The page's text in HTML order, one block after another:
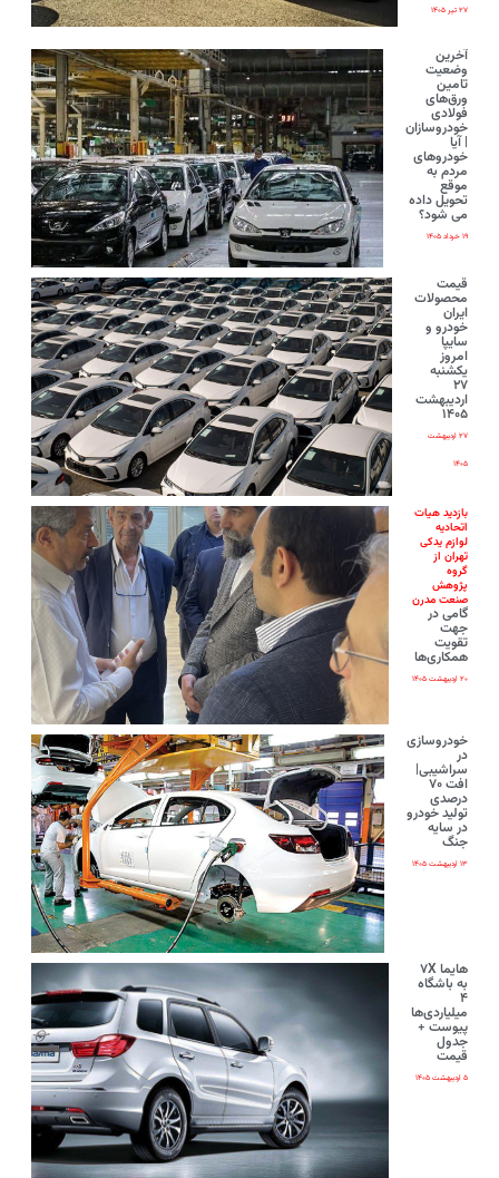
۲۷ تیر ۱۴۰۵
آخرین
وضعیت
تامین
ورق‌های
فولادی
خودروسازان
| آیا
خودروهای
مردم به
موقع
تحویل داده
می شود؟
۱۹ خرداد ۱۴۰۵
قیمت
محصولات
ایران‌
خودرو و
سایپا
امروز
یکشنبه
۲۷
اردیبهشت
۱۴۰۵
۲۷ اردیبهشت
۱۴۰۵
بازدید هیات
اتحادیه
لوازم یدکی
تهران از
گروه
پژوهش
صنعت مدرن
گامی در
جهت
تقویت
همکاری‌ها
۲۰ اردیبهشت ۱۴۰۵
خودروسازی
در
سراشیبی|
افت ۷۰
درصدی
تولید خودرو
در سایه
جنگ
۱۳ اردیبهشت ۱۴۰۵
هایما ۷X
به باشگاه
۴
میلیاردی‌ها
پیوست +
جدول
قیمت
۵ اردیبهشت ۱۴۰۵